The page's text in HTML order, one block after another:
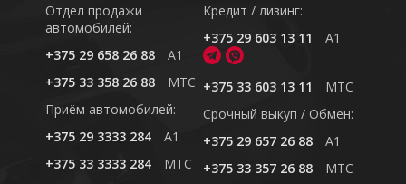
Отдел продажи
автомобилей:
+375 29 658 26 88
A1
+375 33 358 26 88
MTC
Приём автомобилей:
+375 29 3333 284
A1
+375 33 3333 284
MTC
Кредит / лизинг:
+375 29 603 13 11
A1
+375 33 603 13 11
MTC
Cрочный выкуп / Обмен:
+375 29 657 26 88
A1
+375 33 357 26 88
MTC